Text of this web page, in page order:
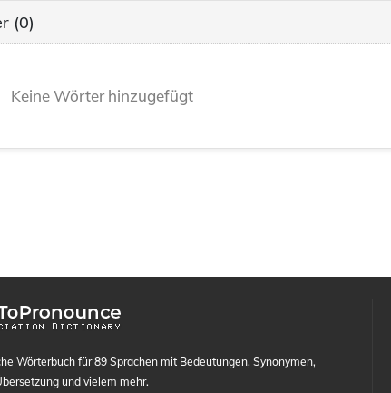
(0)
Keine Wörter hinzugefügt
Wörterbuch für 89 Sprachen mit Bedeutungen, Synonymen,
und vielem mehr.